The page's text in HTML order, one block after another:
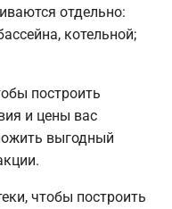
отдельно:
котельной;
построить
и цены вас
выгодный
чтобы построить